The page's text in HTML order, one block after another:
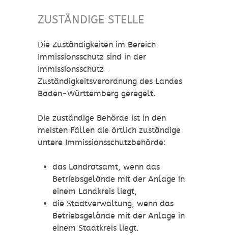
ZUSTÄNDIGE STELLE
Die Zuständigkeiten im Bereich
Immissionsschutz sind in der
Immissionsschutz-
Zuständigkeitsverordnung des Landes
Baden-Württemberg geregelt.
Die zuständige Behörde ist in den
meisten Fällen die örtlich zuständige
untere Immissionsschutzbehörde:
das Landratsamt, wenn das
Betriebsgelände mit der Anlage in
einem Landkreis liegt,
die Stadtverwaltung, wenn das
Betriebsgelände mit der Anlage in
einem Stadtkreis liegt.